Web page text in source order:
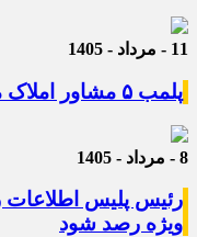
11 - مرداد - 1405
پلمب ۵ مشاور املاک متخلف در رباط‌کریم
8 - مرداد - 1405
رئیس پلیس اطلاعات
ویژه رصد شود